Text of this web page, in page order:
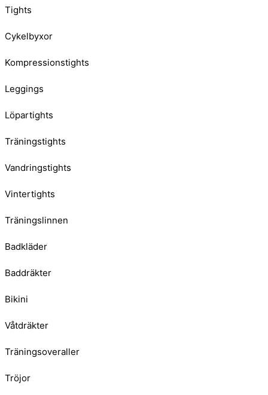
Tights
Cykelbyxor
Kompressionstights
Leggings
Löpartights
Träningstights
Vandringstights
Vintertights
Träningslinnen
Badkläder
Baddräkter
Bikini
Våtdräkter
Träningsoveraller
Tröjor